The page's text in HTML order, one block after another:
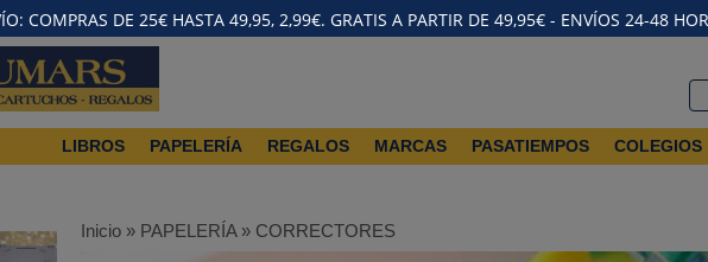
COMPRAS DE 25€ HASTA 49,95, 2,99€. GRATIS A PARTIR DE 49,95€ - ENVÍOS 24-48
LIBROS PAPELERÍA REGALOS MARCAS PASATIEMPOS COLEGIOS
Inicio » PAPELERÍA» CORRECTORES